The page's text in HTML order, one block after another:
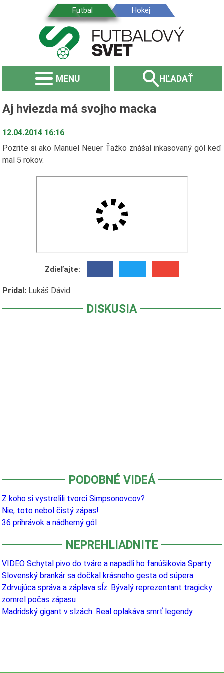
MENU HĽADAŤ
Aj hviezda má svojho macka
12.04.2014 16:16
Pozrite si ako Manuel Neuer Ťažko znášal inkasovaný gól keď
mal 5 rokov.
Zdieľajte:
Pridal: Lukáš Dávid
DISKUSIA
PODOBNÉ VIDEÁ
Z koho si vystrelili tvorci Simpsonovcov?
Nie, toto nebol čistý zápas!
36 prihrávok a nádherný gól
NEPREHLIADNITE
VIDEO Schytal pivo do tváre a napadli ho fanúšikovia Sparty:
Slovenský brankár sa dočkal krásneho gesta od súpera
Zdrvujúca správa a záplava sĺz: Bývalý reprezentant tragicky
zomrel počas zápasu
Madridský gigant v slzách: Real oplakáva smrť legendy